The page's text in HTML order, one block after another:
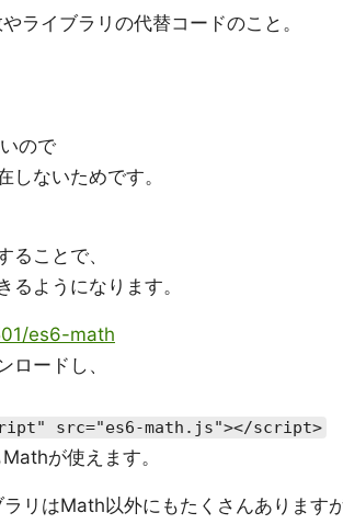
ライブラリの代替コードのこと。
ので
ないためです。
ことで、
ようになります。
es6-math
ードし、
src="es6-math.js"></script>
が使えます。
リはMath以外にもたくさんありますが